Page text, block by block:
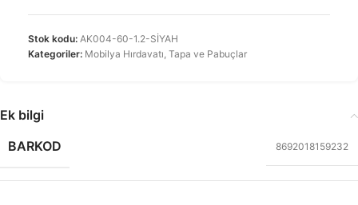
Stok kodu: AK004-60-1.2-SİYAH
Kategoriler: Mobilya Hırdavatı, Tapa ve Pabuçlar
Ek bilgi
BARKOD
8692018159232